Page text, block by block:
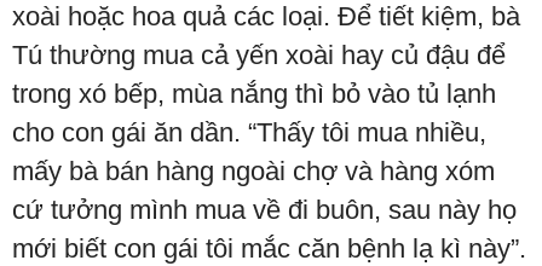
xoài hoặc hoa quả các loại. Để tiết kiệm, bà
Tú thường mua cả yến xoài hay củ đậu để
trong xó bếp, mùa nắng thì bỏ vào tủ lạnh
cho con gái ăn dần. “Thấy tôi mua nhiều,
mấy bà bán hàng ngoài chợ và hàng xóm
cứ tưởng mình mua về đi buôn, sau này họ
mới biết con gái tôi mắc căn bệnh lạ kì này”.